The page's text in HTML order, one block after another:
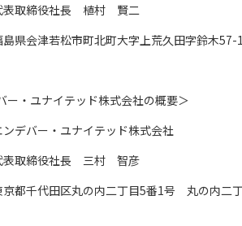
表取締役社長 植村 賢二
県会津若松市町北町大字上荒久田字鈴木57-1
ー・ユナイテッド株式会社の概要＞
デバー・ユナイテッド株式会社
表取締役社長 三村 智彦
都千代田区丸の内二丁目5番1号 丸の内二